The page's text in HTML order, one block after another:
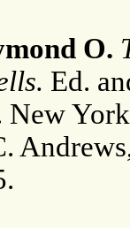
O.
Ed.
New